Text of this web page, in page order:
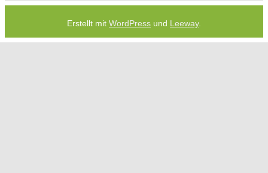
Erstellt mit WordPress und Leeway.